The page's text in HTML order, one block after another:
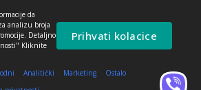
da
analizu broja
Detaljno
Kliknite
Prihvati kolacice
Analitički Marketing
Ostalo